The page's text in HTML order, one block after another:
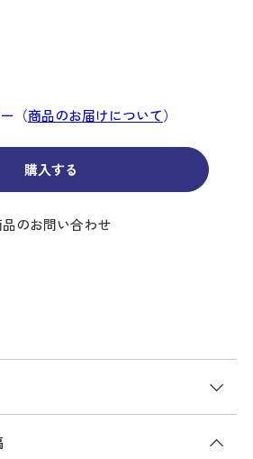
（商品のお届けについて）
購入する
品のお問い合わせ